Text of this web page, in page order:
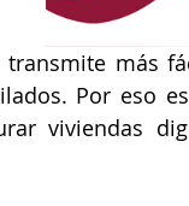
transmite más
Por eso
viviendas